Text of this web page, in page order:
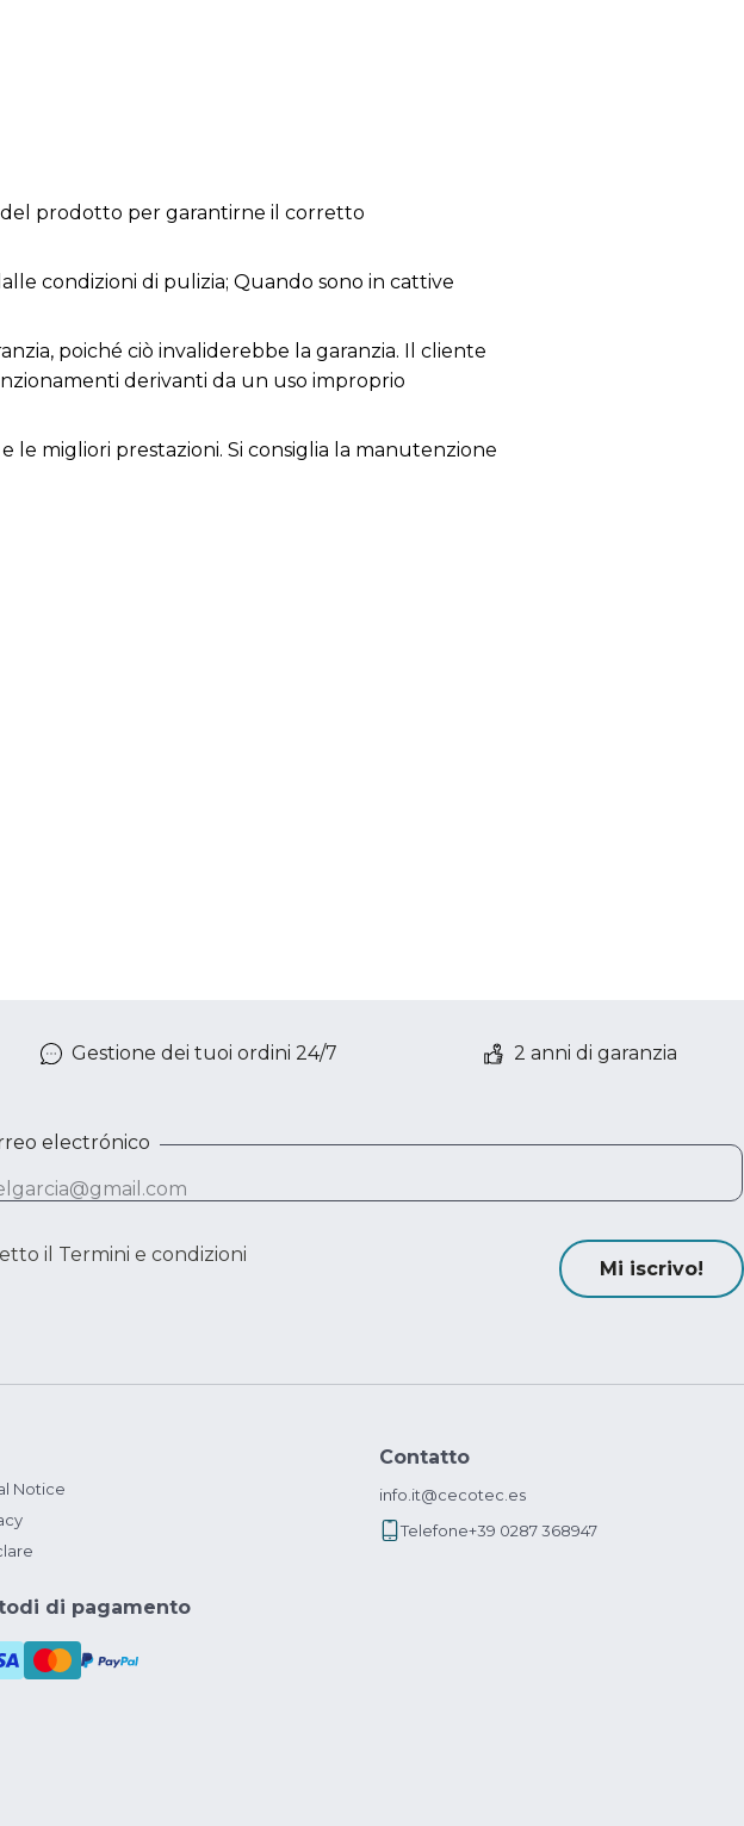
prodotto per garantirne il corretto
condizioni di pulizia; Quando sono in cattive
poiché ciò invaliderebbe la garanzia. Il cliente
derivanti da un uso improprio
le migliori prestazioni. Si consiglia la manutenzione
Gestione dei tuoi ordini 24/7 2 anni di garanzia
electrónico
il Termini e condizioni
Mi iscrivo!
Notice
di pagamento
Contatto
info.it@cecotec.es
Telefone+39 0287 368947